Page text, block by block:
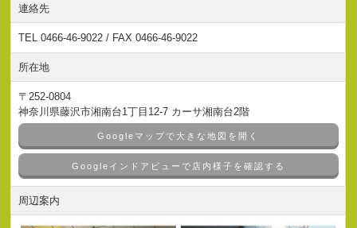
連絡先
TEL 0466-46-9022 / FAX 0466-46-9022
所在地
〒252-0804
神奈川県藤沢市湘南台1丁目12-7 カーサ湘南台2階
Googleマップで大きな地図を開く
Googleインドアビューで店内様子を確認する
周辺案内